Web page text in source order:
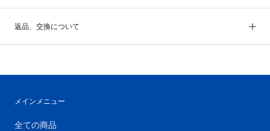
返品、交換について
メインメニュー
全ての商品